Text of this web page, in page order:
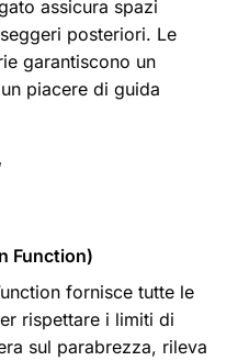
assicura spazi
posteriori. Le
garantiscono un
piacere di guida
Function)
fornisce tutte le
rispettare i limiti di
sul parabrezza, rileva